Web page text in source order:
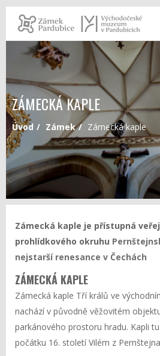
ZÁMECKÁ KAPLE
Úvod Zámek Zámecká kaple
Zámecká kaple je přístupná
prohlídkového okruhu
nejstarší renesance v Čechách
ZÁMECKÁ KAPLE
Zámecká kaple Tří králů ve
nachází v původně věžovitém
parkánového prostoru hradu. Kapli
počátku 16. století Vilém z